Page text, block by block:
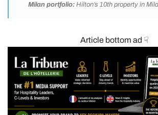
Milan portfolio:Hilton’s 10th property in
Article bottom ad ☟